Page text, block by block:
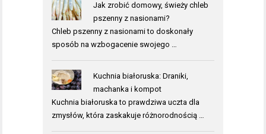
Jak zrobić domowy, świeży chleb
pszenny z nasionami?
Chleb pszenny z nasionami to doskonały
sposób na wzbogacenie swojego …
Kuchnia białoruska: Draniki,
machanka i kompot
Kuchnia białoruska to prawdziwa uczta dla
zmysłów, która zaskakuje różnorodnością …